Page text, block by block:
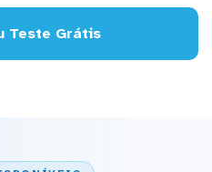
Teste Grátis